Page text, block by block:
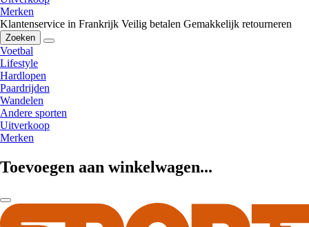
Merken
Klantenservice in Frankrijk Veilig betalen Gemakkelijk retourneren
Zoeken
Voetbal
Lifestyle
Hardlopen
Paardrijden
Wandelen
Andere sporten
Uitverkoop
Merken
Toevoegen aan winkelwagen...